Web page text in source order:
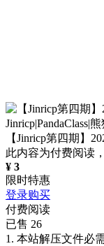
【Jinricp第四期】
此内容为付费阅读
¥ 3
限时特惠
登录购买
付费阅读
已售 26
1. 本站解压文件必